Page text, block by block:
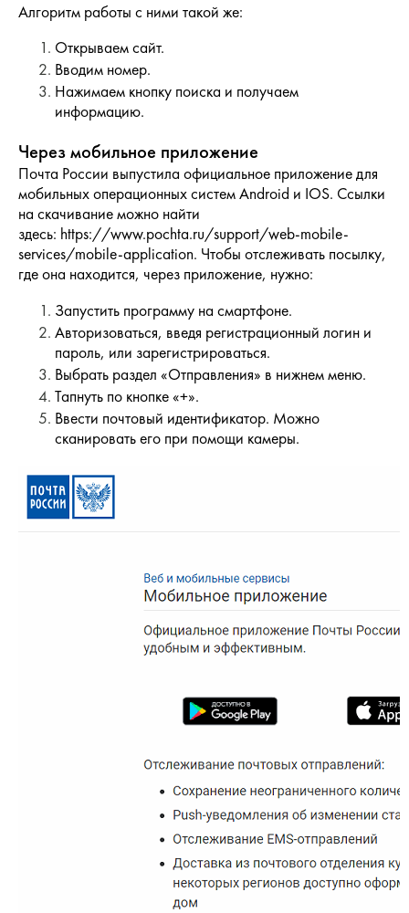
Алгоритм работы с ними такой же:
Открываем сайт.
Вводим номер.
Нажимаем кнопку поиска и получаем
информацию.
Через мобильное приложение
Почта России выпустила официальное приложение для
мобильных операционных систем Android и IOS. Ссылки
на скачивание можно найти
здесь: https://www.pochta.ru/support/web-mobile-
services/mobile-application. Чтобы отслеживать посылку,
где она находится, через приложение, нужно:
Запустить программу на смартфоне.
Авторизоваться, введя регистрационный логин и
пароль, или зарегистрироваться.
Выбрать раздел «Отправления» в нижнем меню.
Тапнуть по кнопке «+».
Ввести почтовый идентификатор. Можно
сканировать его при помощи камеры.